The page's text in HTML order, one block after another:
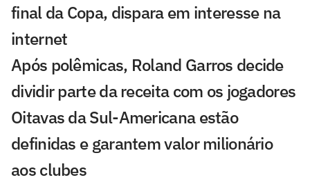
final da Copa, dispara em interesse na
internet
Após polêmicas, Roland Garros decide
dividir parte da receita com os jogadores
Oitavas da Sul-Americana estão
definidas e garantem valor milionário
aos clubes